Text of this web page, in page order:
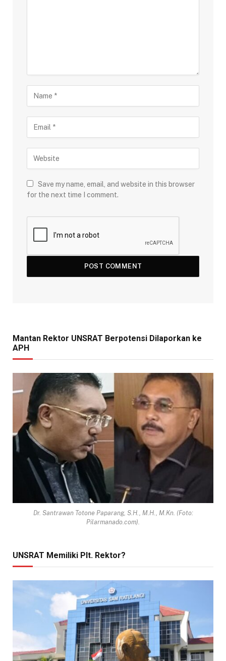
Save my name, email, and website in this browser
for the next time I comment.
Mantan Rektor UNSRAT Berpotensi Dilaporkan ke
APH
Dr. Santrawan Totone Paparang, S.H., M.H., M.Kn. (Foto:
Pilarmanado.com).
UNSRAT Memiliki Plt. Rektor?